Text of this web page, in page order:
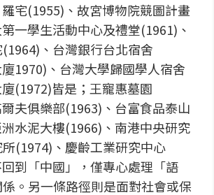
宅(1955)、故宮博物院競圖計畫
一學生活動中心及禮堂(1961)、
、台灣銀行台北宿舍
1970)、台灣大學歸國學人宿舍
(1972)皆是；王寵惠墓園
夫俱樂部(1963)、台富食品泰山
水泥大樓(1966)、南港中央研究
(1974)、慶齡工業研究中心
到「中國」，僅專心處理「語
。另一條路徑則是面對社會或保